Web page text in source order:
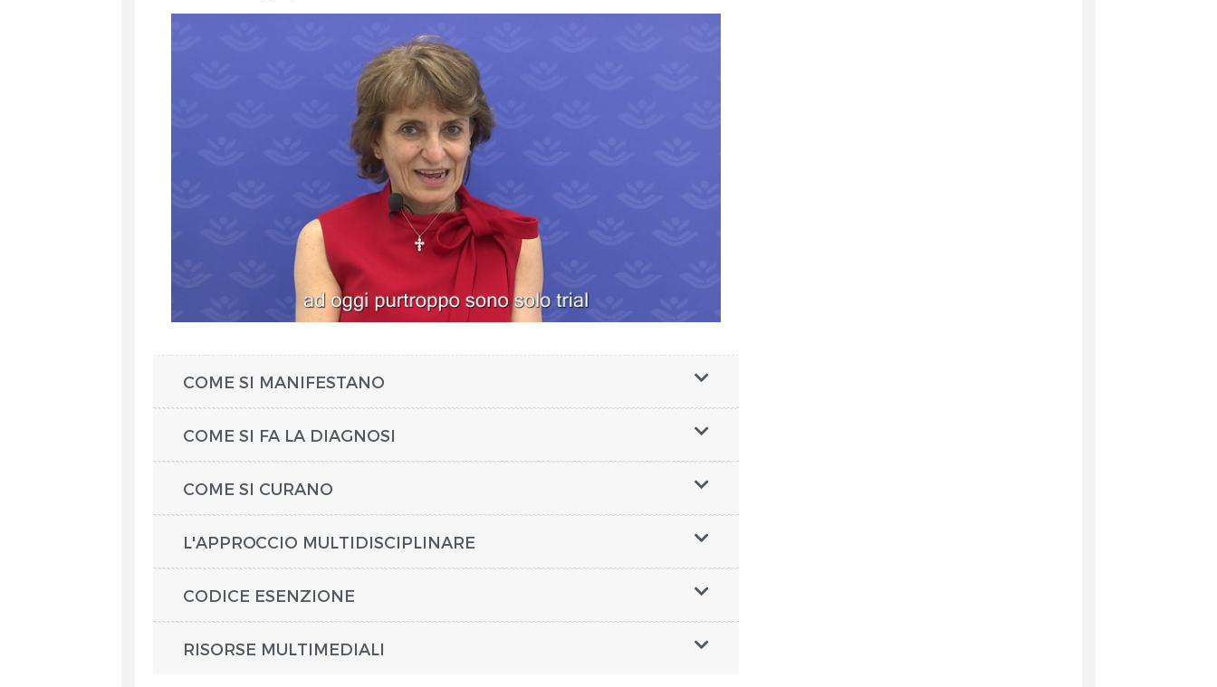
COME SI MANIFESTANO
COME SI FA LA DIAGNOSI
COME SI CURANO
L'APPROCCIO MULTIDISCIPLINARE
CODICE ESENZIONE
RISORSE MULTIMEDIALI